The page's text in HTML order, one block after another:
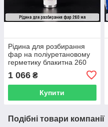
Рідина для розбирання
фар на поліуретановому
герметику блакитна 260
1 066 ₴
Купити
Подібні товари компанії